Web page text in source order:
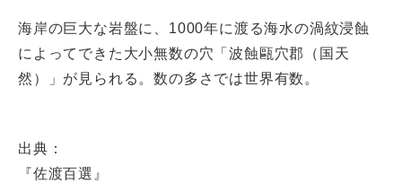
海岸の巨大な岩盤に、1000年に渡る海水の渦紋浸蝕
によってできた大小無数の穴「波蝕甌穴郡（国天
然）」が見られる。数の多さでは世界有数。
出典：
『佐渡百選』